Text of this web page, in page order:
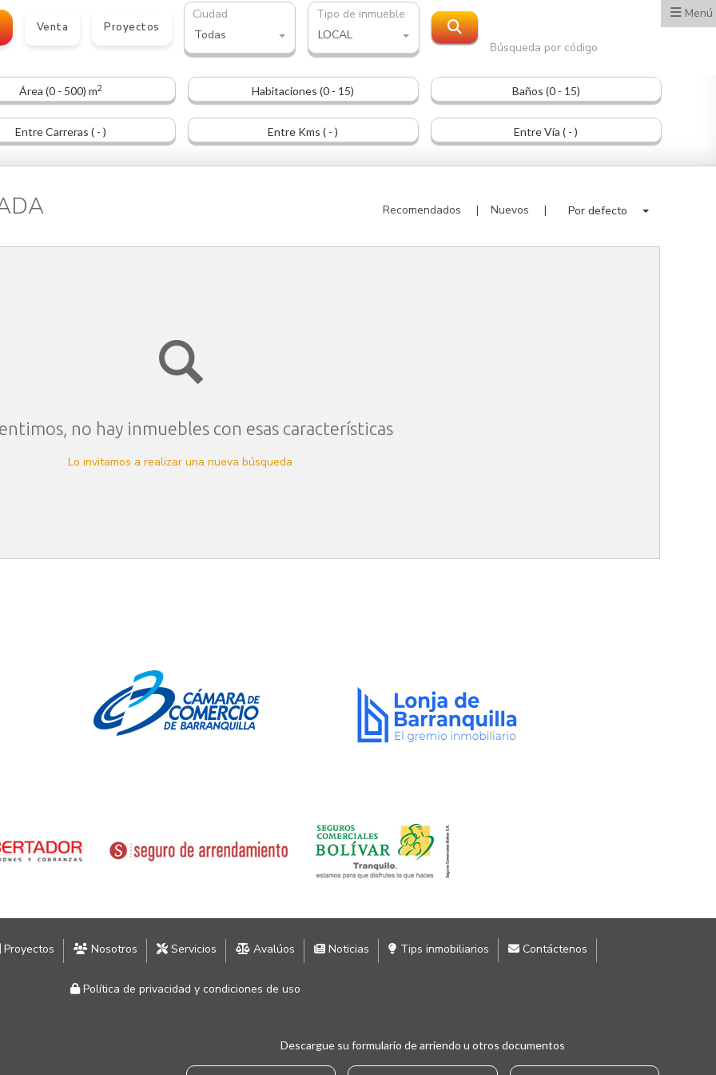
Menú
Venta Proyectos
Ciudad
Todas
Tipo de inmueble
LOCAL
Búsqueda por código
Área (0 - 500) m2 Habitaciones (0 - 15) Baños (0 - 15)
Entre Carreras ( - ) Entre Kms ( - ) Entre Vía ( - )
Recomendados Nuevos Por defecto
no hay inmuebles con esas características
Lo invitamos a realizar una nueva búsqueda
Proyectos Nosotros Servicios Avalúos Noticias Tips inmobiliarios Contáctenos
Política de privacidad y condiciones de uso
Descargue su formulario de arriendo u otros documentos